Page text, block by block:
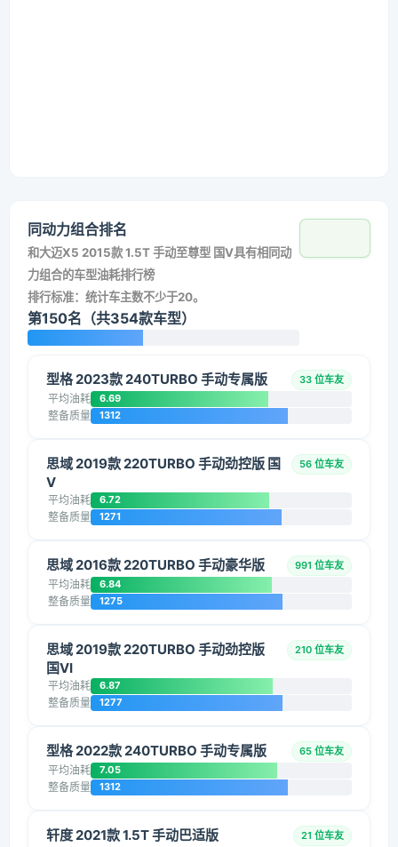
同动力组合排名
和大迈X5 2015款 1.5T 手动至尊型 国V具有相同动
力组合的车型油耗排行榜
排行标准：统计车主数不少于20。
第150名（共354款车型）
型格 2023款 240TURBO 手动专属版 33 位车友
平均油耗 6.69
整备质量 1312
思域 2019款 220TURBO 手动劲控版 国
V
56 位车友
平均油耗 6.72
整备质量 1271
思域 2016款 220TURBO 手动豪华版 991 位车友
平均油耗 6.84
整备质量 1275
思域 2019款 220TURBO 手动劲控版
国VI
210 位车友
平均油耗 6.87
整备质量 1277
型格 2022款 240TURBO 手动专属版 65 位车友
平均油耗 7.05
整备质量 1312
轩度 2021款 1.5T 手动巴适版 21 位车友